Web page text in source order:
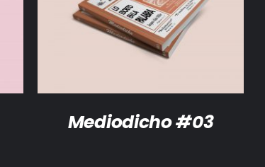
DETALLES
Mediodicho #03